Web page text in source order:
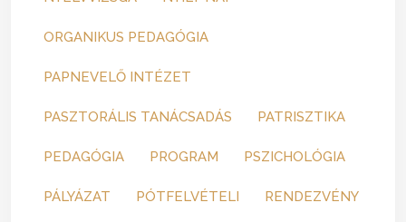
ORGANIKUS PEDAGÓGIA
PAPNEVELŐ INTÉZET
PASZTORÁLIS TANÁCSADÁS PATRISZTIKA
PEDAGÓGIA PROGRAM PSZICHOLÓGIA
PÁLYÁZAT PÓTFELVÉTELI RENDEZVÉNY